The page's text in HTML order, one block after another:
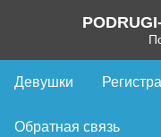
Девушки
Обратная связь